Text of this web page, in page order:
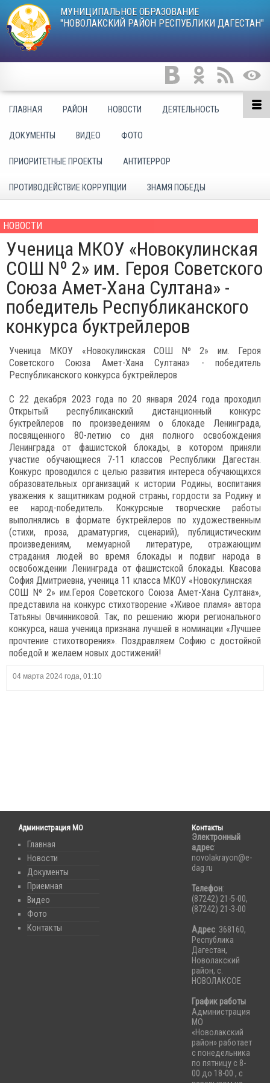
МУНИЦИПАЛЬНОЕ ОБРАЗОВАНИЕ
"НОВОЛАКСКИЙ РАЙОН РЕСПУБЛИКИ ДАГЕСТАН"
ГЛАВНАЯ РАЙОН НОВОСТИ ДЕЯТЕЛЬНОСТЬ
ДОКУМЕНТЫ ВИДЕО ФОТО
ПРИОРИТЕТНЫЕ ПРОЕКТЫ АНТИТЕРРОР
ПРОТИВОДЕЙСТВИЕ КОРРУПЦИИ ЗНАМЯ ПОБЕДЫ
НОВОСТИ
Ученица МКОУ «Новокулинская
СОШ Nº 2» им. Героя Советского
Союза Амет-Хана Султана» -
победитель Республиканского
конкурса буктрейлеров
Ученица МКОУ «Новокулинская СОШ Nº 2» им. Героя
Советского Союза Амет-Хана Султана» - победитель
Республиканского конкурса буктрейлеров
С 22 декабря 2023 года по 20 января 2024 года проходил
Открытый республиканский дистанционный конкурс
буктрейлеров по произведениям о блокаде Ленинграда,
посвященного 80-летию со дня полного освобождения
Ленинграда от фашистской блокады, в котором приняли
участие обучающиеся 7-11 классов Республики Дагестан.
Конкурс проводился с целью развития интереса обучающихся
образовательных организаций к истории Родины, воспитания
уважения к защитникам родной страны, гордости за Родину и
ее народ-победитель. Конкурсные творческие работы
выполнялись в формате буктрейлеров по художественным
(стихи, проза, драматургия, сценарий), публицистическим
произведениям, мемуарной литературе, отражающим
страдания людей во время блокады и подвиг народа в
освобождении Ленинграда от фашистской блокады. Квасова
София Дмитриевна, ученица 11 класса МКОУ «Новокулинская
СОШ Nº 2» им.Героя Советского Союза Амет-Хана Султана»,
представила на конкурс стихотворение «Живое пламя» автора
Татьяны Овчинниковой. Так, по решению жюри регионального
конкурса, наша ученица признана лучшей в номинации «Лучшее
прочтение стихотворения». Поздравляем Софию с достойной
победой и желаем новых достижений!
04 марта 2024 года, 01:10
Администрация МО
Главная
Новости
Документы
Приемная
Видео
Фото
Контакты
Контакты
Электронный
адрес:
novolakrayon@e-
dag.ru
Телефон:
(87242) 21-5-00,
(87242) 21-3-00
Адрес: 368160,
Республика
Дагестан,
Новолакский
район, с.
НОВОЛАКСОЕ
График работы
Администрация
МО
«Новолакский
район» работает
с понедельника
по пятницу с 8-
00 до 18-00 , с